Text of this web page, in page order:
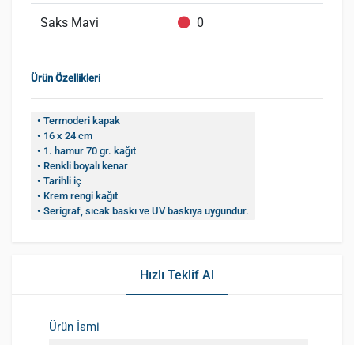
Saks Mavi 0
Ürün Özellikleri
• Termoderi kapak
• 16 x 24 cm
• 1. hamur 70 gr. kağıt
• Renkli boyalı kenar
• Tarihli iç
• Krem rengi kağıt
• Serigraf, sıcak baskı ve UV baskıya uygundur.
Hızlı Teklif Al
Ürün İsmi